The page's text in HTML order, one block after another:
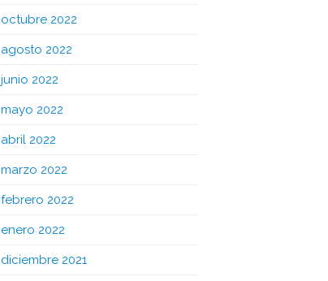
octubre 2022
agosto 2022
junio 2022
mayo 2022
abril 2022
marzo 2022
febrero 2022
enero 2022
diciembre 2021